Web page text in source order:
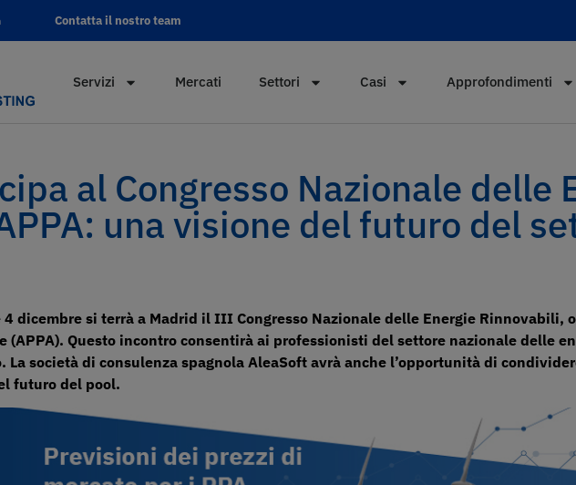
Contatta il nostro team
Servizi Mercati Settori Casi Approfondimenti
al Congresso Nazionale delle
una visione del futuro del
dicembre si terrà a Madrid il III Congresso Nazionale delle Energie Rinnovabili,
(APPA). Questo incontro consentirà ai professionisti del settore nazionale delle
società di consulenza spagnola AleaSoft avrà anche l’opportunità di
futuro del pool.